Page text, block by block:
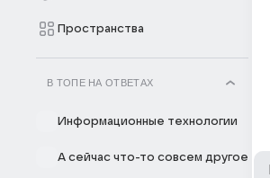
Пространства
В ТОПЕ НА ОТВЕТАХ
Информационные технологии
А сейчас что-то совсем другое